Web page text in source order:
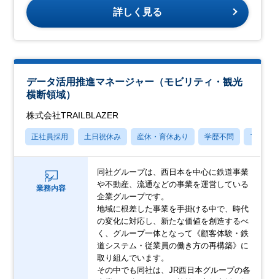
詳しく見る
データ活用推進マネージャー（モビリティ・観光
横断領域）
株式会社TRAILBLAZER
正社員採用 土日祝休み 産休・育休あり 学歴不問 フレッ
業務内容
同社グループは、西日本を中心に鉄道事業
や不動産、流通などの事業を運営している
企業グループです。
地域に根差した事業を手掛ける中で、時代
の変化に対応し、新たな価値を創造するべ
く、グループ一体となって《顧客体験・鉄
道システム・従業員の働き方の再構築》に
取り組んでいます。
その中でも同社は、JR西日本グループの各